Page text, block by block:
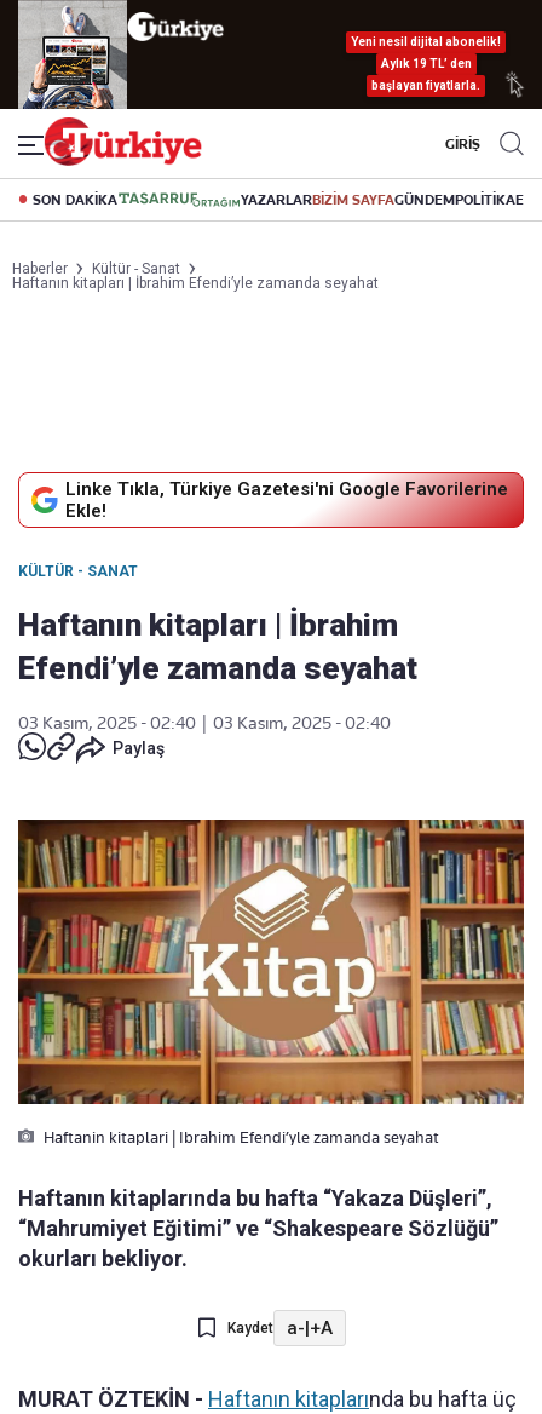
Yeni nesil dijital abonelik!
Aylık 19 TL’ den
başlayan fiyatlarla.
GİRİŞ
SON DAKİKA YAZARLARBİZİM SAYFAGÜNDEMPOLİTİKA
Haberler
Kültür - Sanat
Haftanın kitapları | İbrahim Efendi’yle zamanda seyahat
Linke Tıkla, Türkiye Gazetesi'ni Google Favorilerine
Ekle!
KÜLTÜR - SANAT
Haftanın kitapları | İbrahim
Efendi’yle zamanda seyahat
03 Kasım, 2025 - 02:40
03 Kasım, 2025 - 02:40
Paylaş
Haftanin kitaplari | Ibrahim Efendi’yle zamanda seyahat
Haftanın kitaplarında bu hafta “Yakaza Düşleri”,
“Mahrumiyet Eğitimi” ve “Shakespeare Sözlüğü”
okurları bekliyor.
Kaydet a-|+A
MURAT ÖZTEKİN - Haftanın kitaplarında bu hafta üç